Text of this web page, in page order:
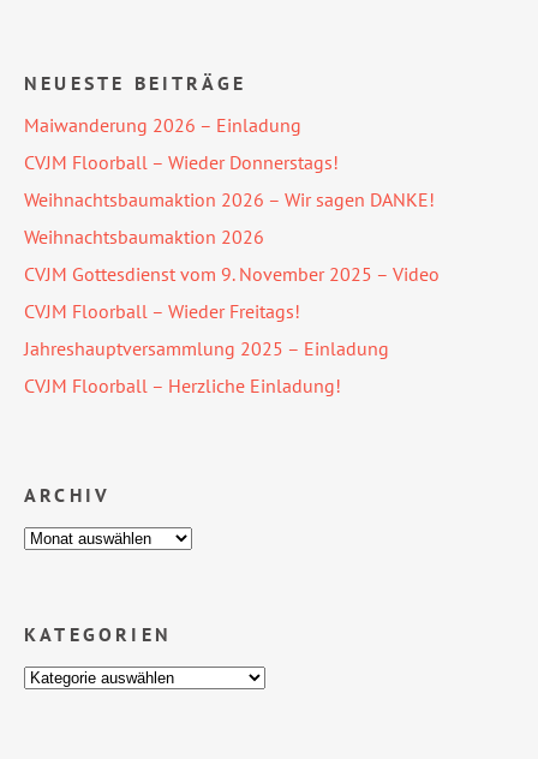
NEUESTE BEITRÄGE
Maiwanderung 2026 – Einladung
CVJM Floorball – Wieder Donnerstags!
Weihnachtsbaumaktion 2026 – Wir sagen DANKE!
Weihnachtsbaumaktion 2026
CVJM Gottesdienst vom 9. November 2025 – Video
CVJM Floorball – Wieder Freitags!
Jahreshauptversammlung 2025 – Einladung
CVJM Floorball – Herzliche Einladung!
ARCHIV
KATEGORIEN